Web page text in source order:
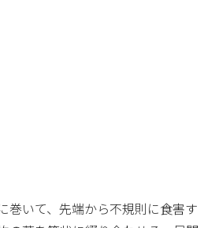
巻いて、先端から不規則に食害す